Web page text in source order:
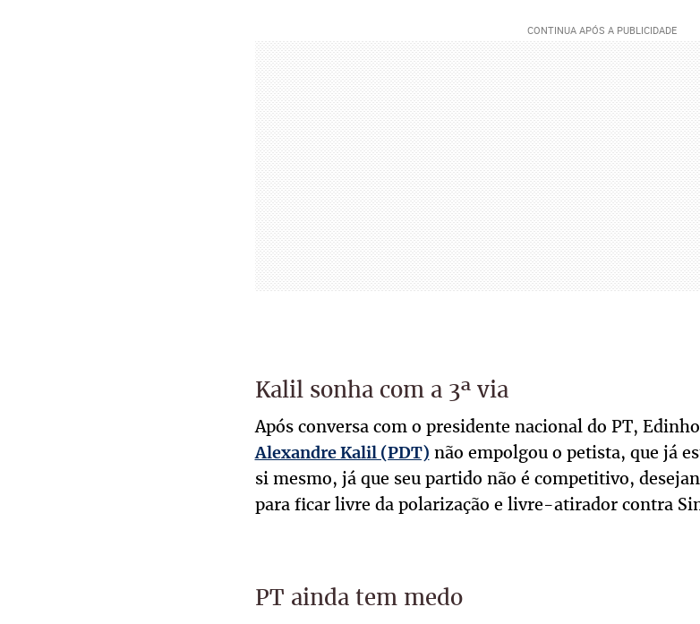
Kalil sonha com a 3ª via
Após conversa com o presidente nacional do PT,
Alexandre Kalil (PDT) não empolgou o petista, que já
si mesmo, já que seu partido não é competitivo,
para ficar livre da polarização e livre-atirador contra
PT ainda tem medo